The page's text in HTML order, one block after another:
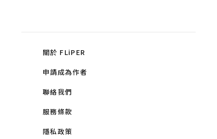
關於 FLiPER
申請成為作者
聯絡我們
服務條款
隱私政策